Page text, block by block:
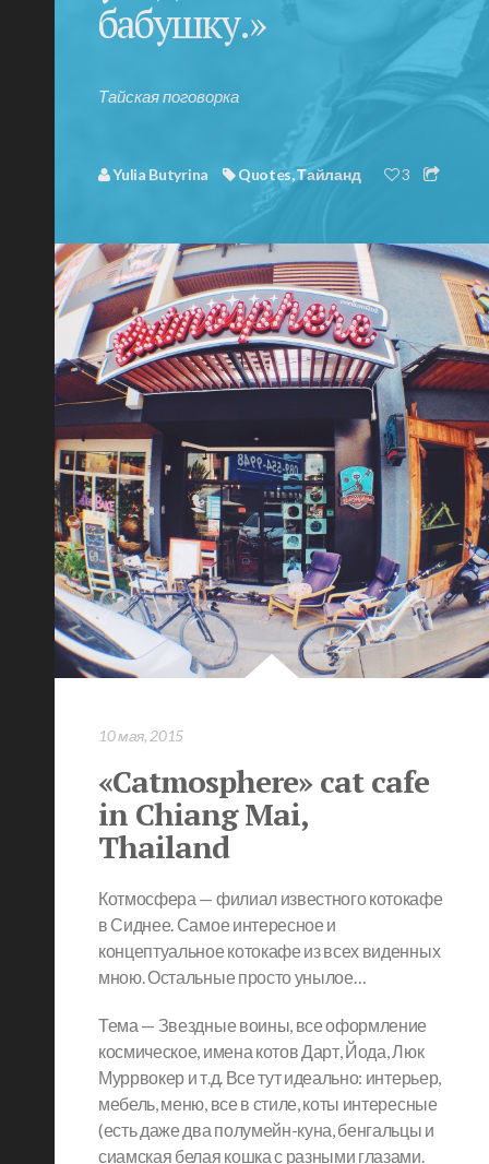
бабушку.»
Тайская поговорка
Yulia Butyrina Quotes,Тайланд 3
10 мая, 2015
«Catmosphere» cat cafe
in Chiang Mai,
Thailand
Котмосфера — филиал известного котокафе
в Сиднее. Самое интересное и
концептуальное котокафе из всех виденных
мною. Остальные просто унылое…
Тема — Звездные воины, все оформление
космическое, имена котов Дарт, Йода, Люк
Муррвокер и т.д. Все тут идеально: интерьер,
мебель, меню, все в стиле, коты интересные
(есть даже два полумейн-куна, бенгальцы и
сиамская белая кошка с разными глазами.